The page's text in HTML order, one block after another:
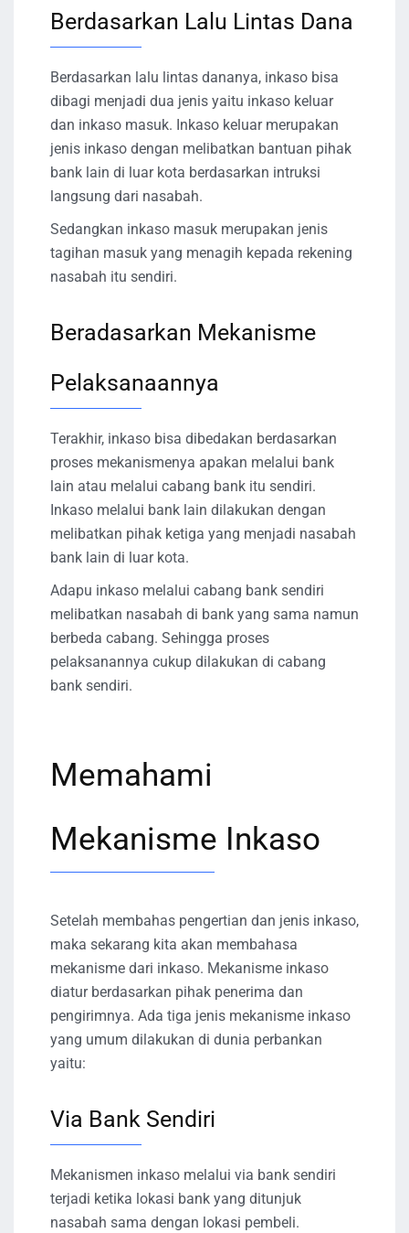
Berdasarkan Lalu Lintas Dana
Berdasarkan lalu lintas dananya, inkaso bisa
dibagi menjadi dua jenis yaitu inkaso keluar
dan inkaso masuk. Inkaso keluar merupakan
jenis inkaso dengan melibatkan bantuan pihak
bank lain di luar kota berdasarkan intruksi
langsung dari nasabah.
Sedangkan inkaso masuk merupakan jenis
tagihan masuk yang menagih kepada rekening
nasabah itu sendiri.
Beradasarkan Mekanisme
Pelaksanaannya
Terakhir, inkaso bisa dibedakan berdasarkan
proses mekanismenya apakan melalui bank
lain atau melalui cabang bank itu sendiri.
Inkaso melalui bank lain dilakukan dengan
melibatkan pihak ketiga yang menjadi nasabah
bank lain di luar kota.
Adapu inkaso melalui cabang bank sendiri
melibatkan nasabah di bank yang sama namun
berbeda cabang. Sehingga proses
pelaksanannya cukup dilakukan di cabang
bank sendiri.
Memahami
Mekanisme Inkaso
Setelah membahas pengertian dan jenis inkaso,
maka sekarang kita akan membahasa
mekanisme dari inkaso. Mekanisme inkaso
diatur berdasarkan pihak penerima dan
pengirimnya. Ada tiga jenis mekanisme inkaso
yang umum dilakukan di dunia perbankan
yaitu:
Via Bank Sendiri
Mekanismen inkaso melalui via bank sendiri
terjadi ketika lokasi bank yang ditunjuk
nasabah sama dengan lokasi pembeli.